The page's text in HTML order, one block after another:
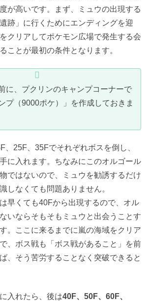
が高いです。まず、ミュウの出現する
跡」に行くためにエンディングを迎
クリアしてポケモン広場で発生する会
ことが最初の条件となります。
に、プクリンのキャンプコーナーで
プ（9000ポケ）」を作成しておきま
、25F、35Fでそれぞれボスを倒し、
に入れます。ちなみにこのオルゴール
ではないので、ミュウを勧誘するだけ
しなくても問題ありません。
早くても40Fから出現するので、オル
いならそもそもミュウと出会うことす
。ここに来るまでに嵐の海域をクリア
、ボス戦も「ボス戦があること」を前
、そう苦労することなく突破できると
入れたら、後は40F、50F、60F、